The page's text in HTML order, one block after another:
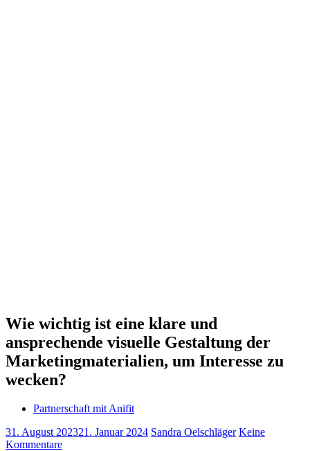
Wie wichtig ist eine klare und
ansprechende visuelle Gestaltung der
Marketingmaterialien, um Interesse zu
wecken?
Partnerschaft mit Anifit
31. August 202321. Januar 2024 Sandra Oelschläger Keine
Kommentare